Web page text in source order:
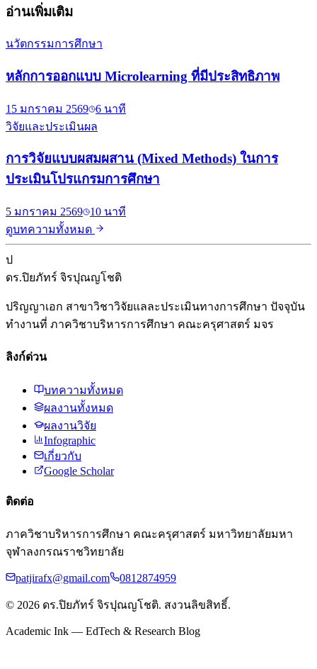
อ่านเพิ่มเติม
นวัตกรรมการศึกษา
หลักการออกแบบ Microlearning ที่มีประสิทธิภาพ
15 มกราคม 2569 6 นาที
วิจัยและประเมินผล
การวิจัยแบบผสมผสาน (Mixed Methods) ในการ
ประเมินโปรแกรมการศึกษา
5 มกราคม 2569
10 นาที
ดูบทความทั้งหมด
ป
ดร.ปิยภัทร์ จิรปุณญโชติ
ปริญญาเอก สาขาวิชาวิจัยแลละประเมินทางการศึกษา ปัจจุบัน
ทำงานที่ ภาควิชาบริหารการศึกษา คณะครุศาสตร์ มจร
ลิงก์ด่วน
บทความทั้งหมด
ผลงานทั้งหมด
ผลงานวิจัย
Infographic
เกี่ยวกับ
Google Scholar
ติดต่อ
ภาควิชาบริหารการศึกษา คณะครุศาสตร์ มหาวิทยาลัยมหา
จุฬาลงกรณราชวิทยาลัย
patjirafx@gmail.com 0812874959
© 2026 ดร.ปิยภัทร์ จิรปุณญโชติ. สงวนลิขสิทธิ์.
Academic Ink — EdTech & Research Blog